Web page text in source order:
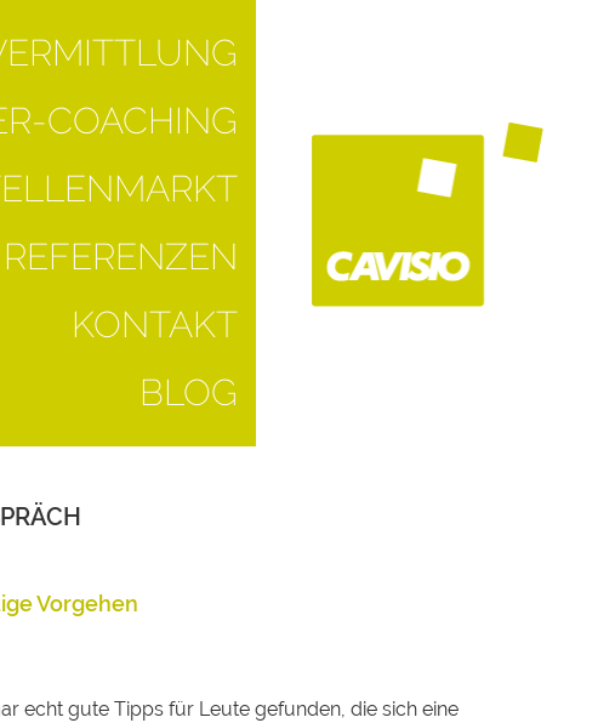
COACHING
REFERENZEN
KONTAKT
BLOG
Vorgehen
echt gute Tipps für Leute gefunden, die sich eine